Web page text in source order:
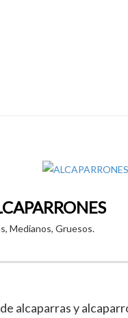
Medianos, Gruesos.
alcaparras y